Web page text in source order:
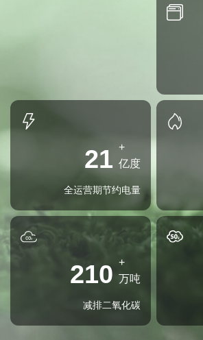
21 +
亿度
全运营期节约电量
210 +
万吨
减排二氧化碳